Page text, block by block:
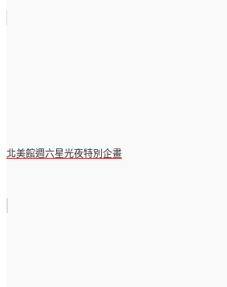
北美館週六星光夜特別企畫